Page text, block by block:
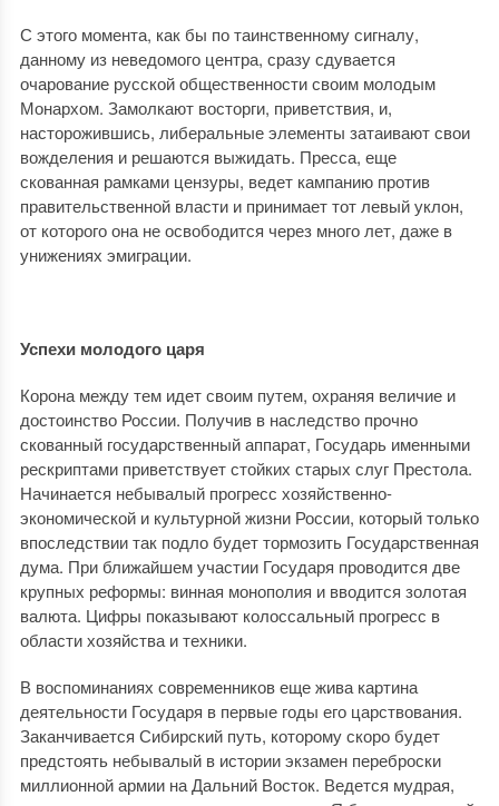
С этого момента, как бы по таинственному сигналу,
данному из неведомого центра, сразу сдувается
очарование русской общественности своим молодым
Монархом. Замолкают восторги, приветствия, и,
насторожившись, либеральные элементы затаивают свои
вожделения и решаются выжидать. Пресса, еще
скованная рамками цензуры, ведет кампанию против
правительственной власти и принимает тот левый уклон,
от которого она не освободится через много лет, даже в
унижениях эмиграции.
Успехи молодого царя
Корона между тем идет своим путем, охраняя величие и
достоинство России. Получив в наследство прочно
скованный государственный аппарат, Государь именными
рескриптами приветствует стойких старых слуг Престола.
Начинается небывалый прогресс хозяйственно-
экономической и культурной жизни России, который только
впоследствии так подло будет тормозить Государственная
дума. При ближайшем участии Государя проводится две
крупных реформы: винная монополия и вводится золотая
валюта. Цифры показывают колоссальный прогресс в
области хозяйства и техники.
В воспоминаниях современников еще жива картина
деятельности Государя в первые годы его царствования.
Заканчивается Сибирский путь, которому скоро будет
предстоять небывалый в истории экзамен переброски
миллионной армии на Дальний Восток. Ведется мудрая,